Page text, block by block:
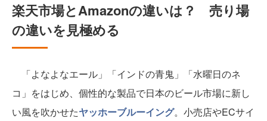
楽天市場とAmazonの違いは？ 売り場
の違いを見極める
「よなよなエール」「インドの青鬼」「水曜日のネ
コ」をはじめ、個性的な製品で日本のビール市場に新し
い風を吹かせたヤッホーブルーイング。小売店やECサイ